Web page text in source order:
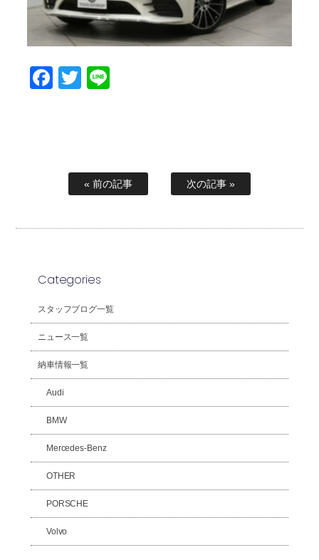
Facebook
Twitter
« 前の記事 次の記事 »
Categories
スタッフブログ一覧
ニュース一覧
納車情報一覧
Audi
BMW
Mercedes-Benz
OTHER
PORSCHE
Volvo